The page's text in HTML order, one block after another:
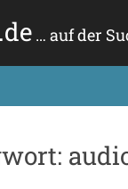
… auf der